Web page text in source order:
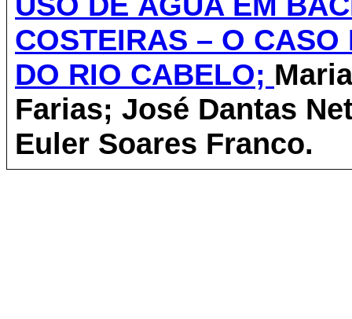
COSTEIRAS – O
DO RIO CABELO;
Farias; José Dantas
Euler Soares Franco.